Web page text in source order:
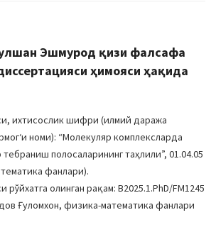
Эшмурод қизи фалсафа
ҳимояси ҳақида
ихтисослик шифри (илмий даража
номи): “Молекуляр комплексларда
полосаларининг таҳлили”, 01.04.05
фанлари).
олинган рақам: B2025.1.PhD/FM1245
Ғуломхон, физика-математика фанлари